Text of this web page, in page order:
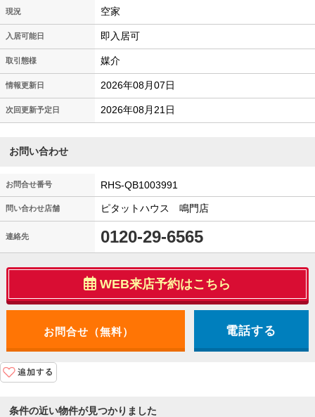
現況 空家
入居可能日 即入居可
取引態様 媒介
情報更新日 2026年08月07日
次回更新予定日 2026年08月21日
お問い合わせ
お問合せ番号 RHS-QB1003991
問い合わせ店舗 ピタットハウス 鳴門店
連絡先 0120-29-6565
WEB来店予約はこちら
電話する
条件の近い物件が見つかりました